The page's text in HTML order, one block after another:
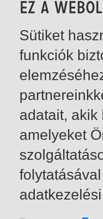
1-3 / insgesamt 3 Treffer
Sütiket
funkciók
adatait, akik
amelyeket